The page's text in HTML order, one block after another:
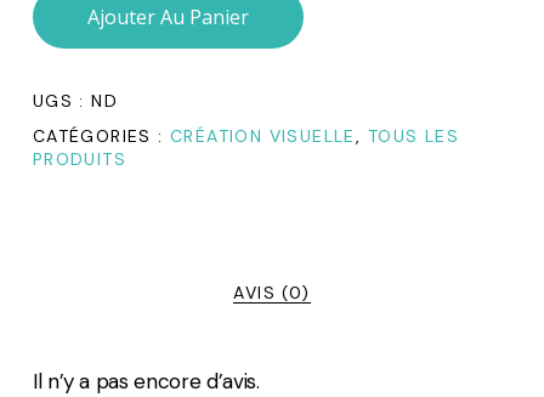
Ajouter Au Panier
UGS :ND
CATÉGORIES :CRÉATION VISUELLE, TOUS LES
PRODUITS
AVIS (0)
Il n’y a pas encore d’avis.